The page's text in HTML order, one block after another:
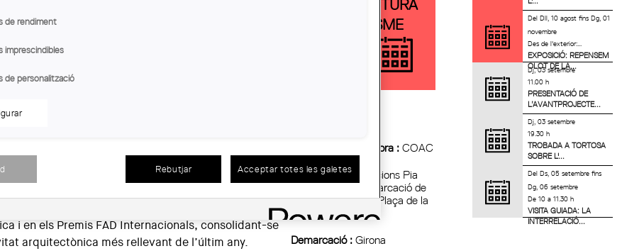
DelDll, 10 agostfinsDg, 01
novembre
Des de l'exterior:...
EXPOSICIÓ: REPENSEM
OLOT DE LA...
Dj, 03 setembre
11.00 h
PRESENTACIÓ DE
L’AVANTPROJECTE...
Dj, 03 setembre
19.30 h
TROBADA A TORTOSA
SOBRE L'...
DelDs, 05 setembrefins
Dg, 06 setembre
De 10 a 11.30 h
VISITA GUIADA: LA
INTERRELACIÓ...
D'ARQUITECTURA
I INTERIORISME
Entitat Organitzadora :COAC
Lloc:Sala d'exposicions Pia
Almoina de la Demarcació de
Girona del COAC. Plaça de la
Catedral, 8. Girona
Demarcació :Girona
de la Demarcació de Girona del COAC acull la
FAD d'Arquitectura i Interiorisme 2025" del 4
reuneix els projectes guanyadors i finalistes en
Interiorisme, Ciutat i Paisatge i
també presenta els projectes distingits en els
i en els Premis FAD Internacionals, consolidant-se
arquitectònica més rellevant de l’últim any.
de rendiment
imprescindibles
de personalització
Rebutjar Acceptar totes les galetes